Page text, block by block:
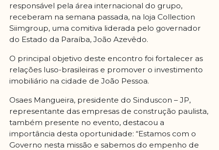
responsável pela área internacional do grupo,
receberam na semana passada, na loja Collection
Siimgroup, uma comitiva liderada pelo governador
do Estado da Paraíba, João Azevêdo.
O principal objetivo deste encontro foi fortalecer as
relações luso-brasileiras e promover o investimento
imobiliário na cidade de João Pessoa.
Osaes Mangueira, presidente do Sinduscon – JP,
representante das empresas de construção paulista,
também presente no evento, destacou a
importância desta oportunidade: “Estamos com o
Governo nesta missão e sabemos do empenho de